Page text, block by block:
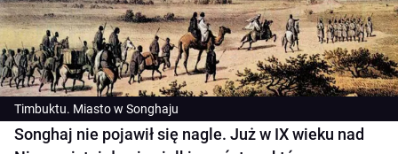
Timbuktu. Miasto w Songhaju
Songhaj nie pojawił się nagle. Już w IX wieku nad